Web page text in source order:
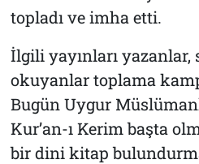
topladı ve imha etti.
İlgili yayınları yazanlar,
okuyanlar toplama
Bugün Uygur
Kur’an-ı Kerim başta
bir dini kitap